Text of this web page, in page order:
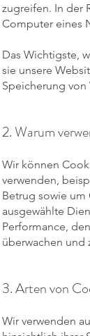
zugreifen. In der
Computer eines
Das Wichtigste,
sie unsere
Speicherung
2. Warum
Wir können
verwenden,
Betrug sowie um
ausgewählte
Performance,
überwachen und
3. Arten von
Wir verwenden